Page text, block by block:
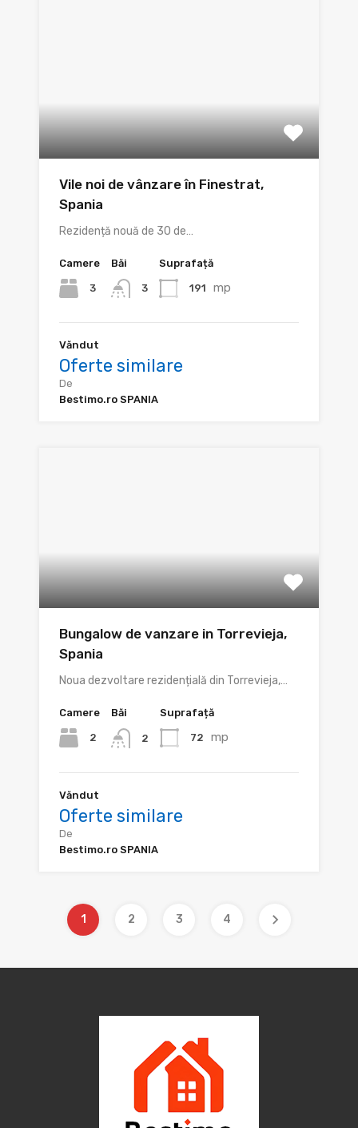
Vile noi de vânzare în Finestrat,
Spania
Rezidență nouă de 30 de…
Camere
3
Băi
3
Suprafață
191 mp
Văndut
Oferte similare
De
Bestimo.ro SPANIA
Bungalow de vanzare in Torrevieja,
Spania
Noua dezvoltare rezidențială din Torrevieja,…
Camere
2
Băi
2
Suprafață
72 mp
Văndut
Oferte similare
De
Bestimo.ro SPANIA
1 2 3 4